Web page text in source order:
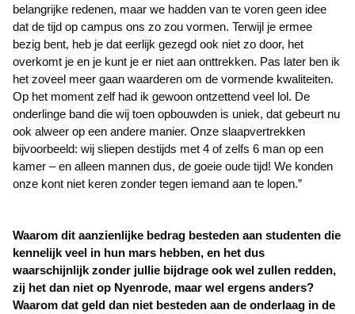
belangrijke redenen, maar we hadden van te voren geen idee
dat de tijd op campus ons zo zou vormen. Terwijl je ermee
bezig bent, heb je dat eerlijk gezegd ook niet zo door, het
overkomt je en je kunt je er niet aan onttrekken. Pas later ben ik
het zoveel meer gaan waarderen om de vormende kwaliteiten.
Op het moment zelf had ik gewoon ontzettend veel lol. De
onderlinge band die wij toen opbouwden is uniek, dat gebeurt nu
ook alweer op een andere manier. Onze slaapvertrekken
bijvoorbeeld: wij sliepen destijds met 4 of zelfs 6 man op een
kamer – en alleen mannen dus, de goeie oude tijd! We konden
onze kont niet keren zonder tegen iemand aan te lopen.”
Waarom dit aanzienlijke bedrag besteden aan studenten die
kennelijk veel in hun mars hebben, en het dus
waarschijnlijk zonder jullie bijdrage ook wel zullen redden,
zij het dan niet op Nyenrode, maar wel ergens anders?
Waarom dat geld dan niet besteden aan de onderlaag in de